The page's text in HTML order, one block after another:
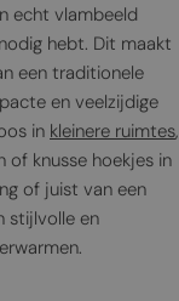
echt vlambeeld
hebt. Dit maakt
een traditionele
en veelzijdige
in kleinere ruimtes,
knusse hoekjes in
of juist van een
stijlvolle en